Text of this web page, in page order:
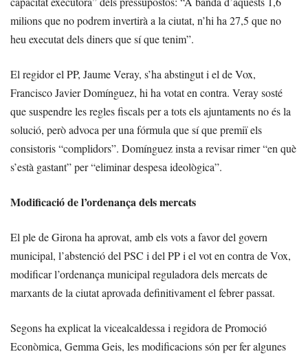
milions que no podrem invertirà a la ciutat, n’hi ha 27,5 que no
heu executat dels diners que sí que tenim”.
El regidor el PP, Jaume Veray, s’ha abstingut i el de Vox,
Francisco Javier Domínguez, hi ha votat en contra. Veray sosté
que suspendre les regles fiscals per a tots els ajuntaments no és la
solució, però advoca per una fórmula que sí que premiï els
consistoris “complidors”. Domínguez insta a revisar rimer “en què
s’està gastant” per “eliminar despesa ideològica”.
Modificació de l’ordenança dels mercats
El ple de Girona ha aprovat, amb els vots a favor del govern
municipal, l’abstenció del PSC i del PP i el vot en contra de Vox,
modificar l’ordenança municipal reguladora dels mercats de
marxants de la ciutat aprovada definitivament el febrer passat.
Segons ha explicat la vicealcaldessa i regidora de Promoció
Econòmica, Gemma Geis, les modificacions són per fer algunes